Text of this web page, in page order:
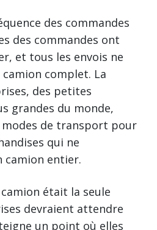
des commandes
des commandes ont
et tous les envois ne
complet. La
des petites
grandes du monde,
de transport pour
qui ne
camion entier.
était la seule
devraient attendre
un point où elles